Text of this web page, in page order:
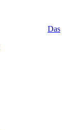
Das